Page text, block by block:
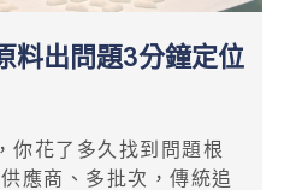
料出問題3分鐘定位
你花了多久找到問題根
應商、多批次，傳統追